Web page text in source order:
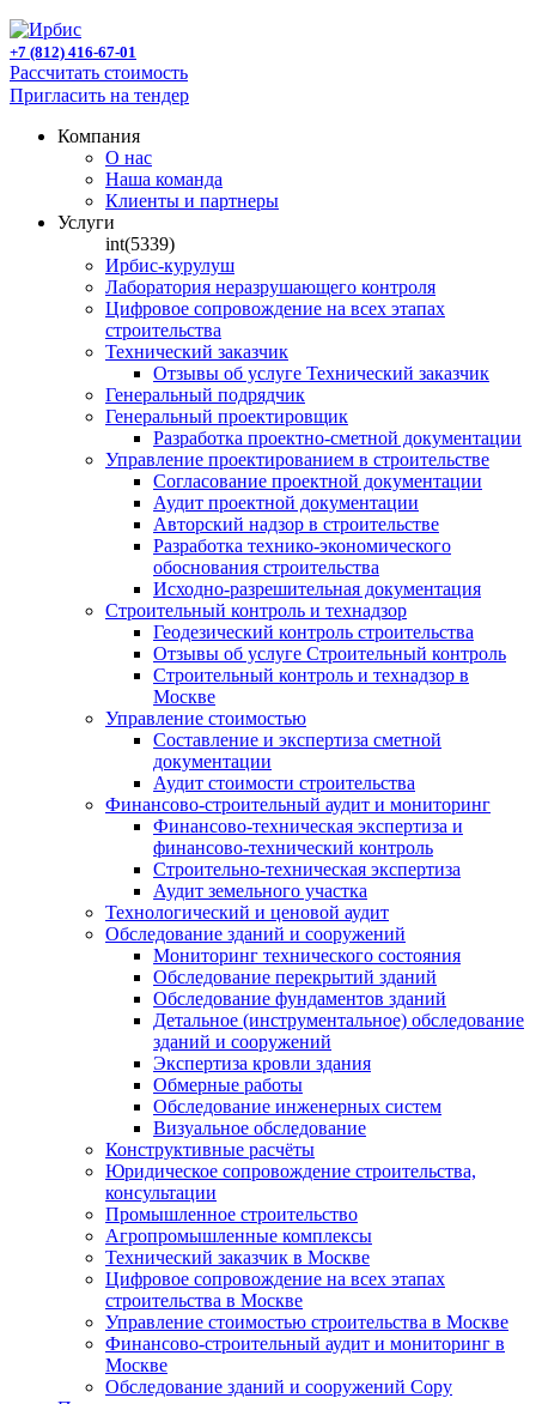
+7 (812) 416-67-01
Рассчитать стоимость
Пригласить на тендер
Компания
О нас
Наша команда
Клиенты и партнеры
Услуги
int(5339)
Ирбис-курулуш
Лаборатория неразрушающего контроля
Цифровое сопровождение на всех этапах
строительства
Технический заказчик
Отзывы об услуге Технический заказчик
Генеральный подрядчик
Генеральный проектировщик
Разработка проектно-сметной документации
Управление проектированием в строительстве
Согласование проектной документации
Аудит проектной документации
Авторский надзор в строительстве
Разработка технико-экономического
обоснования строительства
Исходно-разрешительная документация
Строительный контроль и технадзор
Геодезический контроль строительства
Отзывы об услуге Строительный контроль
Строительный контроль и технадзор в
Москве
Управление стоимостью
Составление и экспертиза сметной
документации
Аудит стоимости строительства
Финансово-строительный аудит и мониторинг
Финансово-техническая экспертиза и
финансово-технический контроль
Строительно-техническая экспертиза
Аудит земельного участка
Технологический и ценовой аудит
Обследование зданий и сооружений
Мониторинг технического состояния
Обследование перекрытий зданий
Обследование фундаментов зданий
Детальное (инструментальное) обследование
зданий и сооружений
Экспертиза кровли здания
Обмерные работы
Обследование инженерных систем
Визуальное обследование
Конструктивные расчёты
Юридическое сопровождение строительства,
консультации
Промышленное строительство
Агропромышленные комплексы
Технический заказчик в Москве
Цифровое сопровождение на всех этапах
строительства в Москве
Управление стоимостью строительства в Москве
Финансово-строительный аудит и мониторинг в
Москве
Обследование зданий и сооружений Copy